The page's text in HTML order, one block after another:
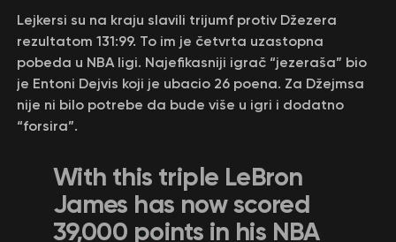
Lejkersi su na kraju slavili trijumf protiv Džezera
rezultatom 131:99. To im je četvrta uzastopna
pobeda u NBA ligi. Najefikasniji igrač “jezeraša” bio
je Entoni Dejvis koji je ubacio 26 poena. Za Džejmsa
nije ni bilo potrebe da bude više u igri i dodatno
“forsira”.
With this triple LeBron
James has now scored
39,000 points in his NBA